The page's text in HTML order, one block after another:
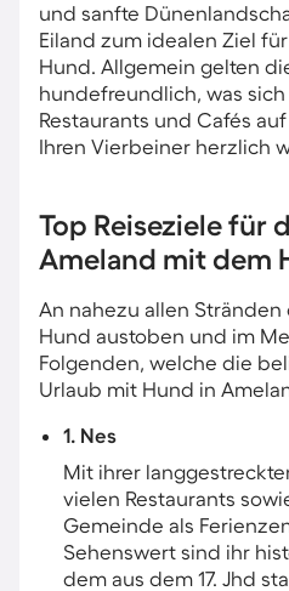
und sanfte
Eiland zum idealen Ziel
Hund. Allgemein gelten
hundefreundlich, was
Restaurants und Cafés
Ihren Vierbeiner herzlich
Top Reiseziele für
Ameland mit dem
An nahezu allen
Hund austoben und im
Folgenden, welche die
Urlaub mit Hund in
1. Nes
Mit ihrer
vielen Restaurants
Gemeinde als
Sehenswert sind ihr
dem aus dem 17. Jhd